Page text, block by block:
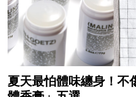
夏天最怕體味纏身！不